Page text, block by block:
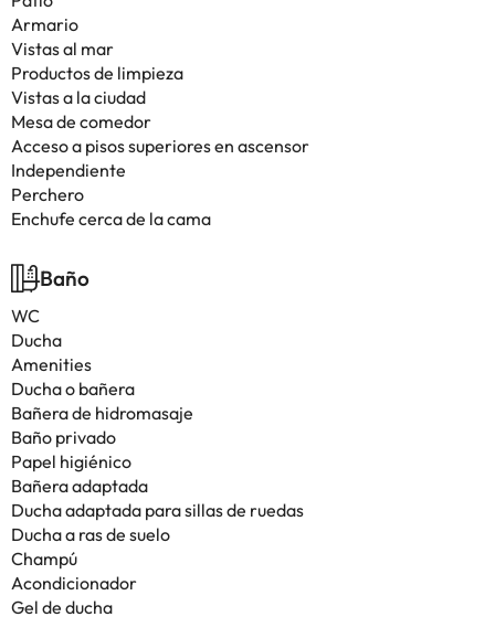
Armario
Vistas al mar
Productos de limpieza
Vistas a la ciudad
Mesa de comedor
Acceso a pisos superiores en ascensor
Independiente
Perchero
Enchufe cerca de la cama
Baño
WC
Ducha
Amenities
Ducha o bañera
Bañera de hidromasaje
Baño privado
Papel higiénico
Bañera adaptada
Ducha adaptada para sillas de ruedas
Ducha a ras de suelo
Champú
Acondicionador
Gel de ducha